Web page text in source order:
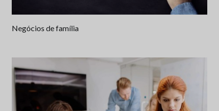
Negócios de família